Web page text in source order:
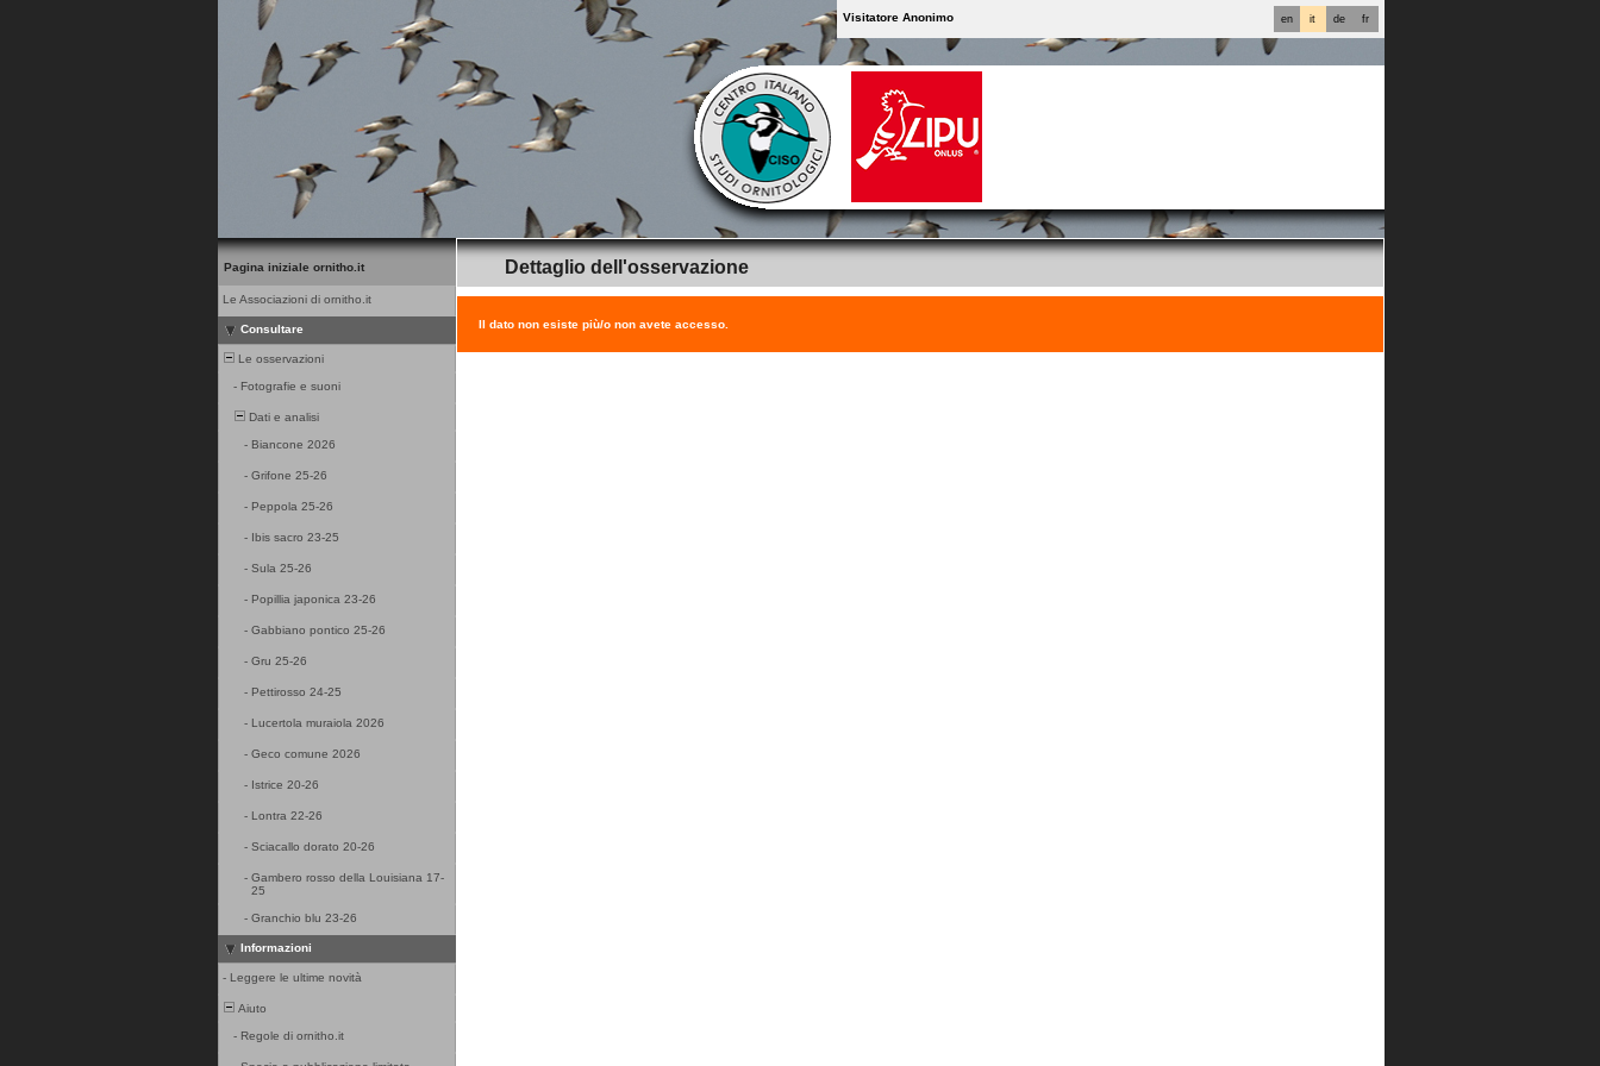
fr
de
it
en
Visitatore Anonimo
Pagina iniziale ornitho.it
Le Associazioni di ornitho.it
Consultare
Le osservazioni
- Fotografie e suoni
Dati e analisi
- Biancone 2026
- Grifone 25-26
- Peppola 25-26
- Ibis sacro 23-25
- Sula 25-26
- Popillia japonica 23-26
- Gabbiano pontico 25-26
- Gru 25-26
- Pettirosso 24-25
- Lucertola muraiola 2026
- Geco comune 2026
- Istrice 20-26
- Lontra 22-26
- Sciacallo dorato 20-26
- Gambero rosso della Louisiana 17-
25
- Granchio blu 23-26
Informazioni
- Leggere le ultime novità
Aiuto
- Regole di ornitho.it
Dettaglio dell'osservazione
Il dato non esiste più/o non avete accesso.